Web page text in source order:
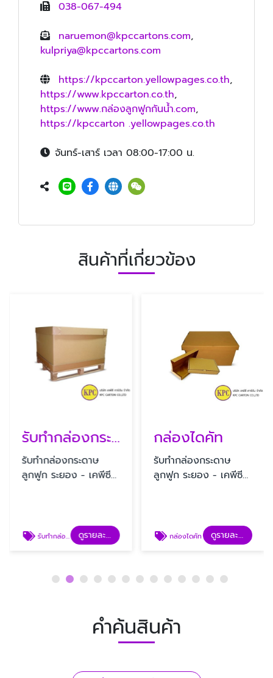
038-067-494
naruemon@kpccartons.com,
kulpriya@kpccartons.com
https://kpccarton.yellowpages.co.th,
https://www.kpccarton.co.th,
https://www.กล่องลูกฟูกกันน้ำ.com,
https://kpccarton .yellowpages.co.th
จันทร์-เสาร์ เวลา 08:00-17:00 น.
สินค้าที่เกี่ยวข้อง
รับทํากล่องกระดาษลูกฟูก
รับทํากล่องกระดาษ
ลูกฟูก ระยอง - เคพีซี
รับทํากล่องกระดาษลูกฟูก ดูรายละเอียด
กล่องไดคัท
รับทํากล่องกระดาษ
ลูกฟูก ระยอง - เคพีซี
กล่องไดคัท ดูรายละเอียด
คำค้นสินค้า